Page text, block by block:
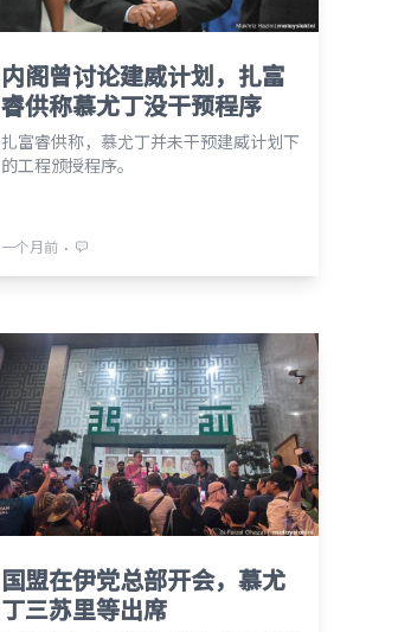
内阁曾讨论建威计划，扎富
睿供称慕尤丁没干预程序
扎富睿供称，慕尤丁并未干预建威计划下
的工程颁授程序。
一个月前 ⋅
国盟在伊党总部开会，慕尤
丁三苏里等出席